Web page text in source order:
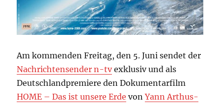
Am kommenden Freitag, den 5. Juni sendet der
Nachrichtensender n-tvexklusiv und als
Deutschlandpremiere den Dokumentarfilm
HOME – Das ist unsere Erde vonYann Arthus-